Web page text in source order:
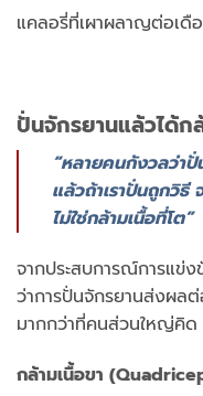
แคลอรี่ที่เผาผลาญต่อเดื
ปั่นจักรยานแล้วได้ก
“หลายคนกังวลว่าปั่
แล้วถ้าเราปั่นถูกวิธี
ไม่ใช่กล้ามเนื้อที่โต”
จากประสบการณ์การแข่
ว่าการปั่นจักรยานส่งผล
มากกว่าที่คนส่วนใหญ่คิด
กล้ามเนื้อขา